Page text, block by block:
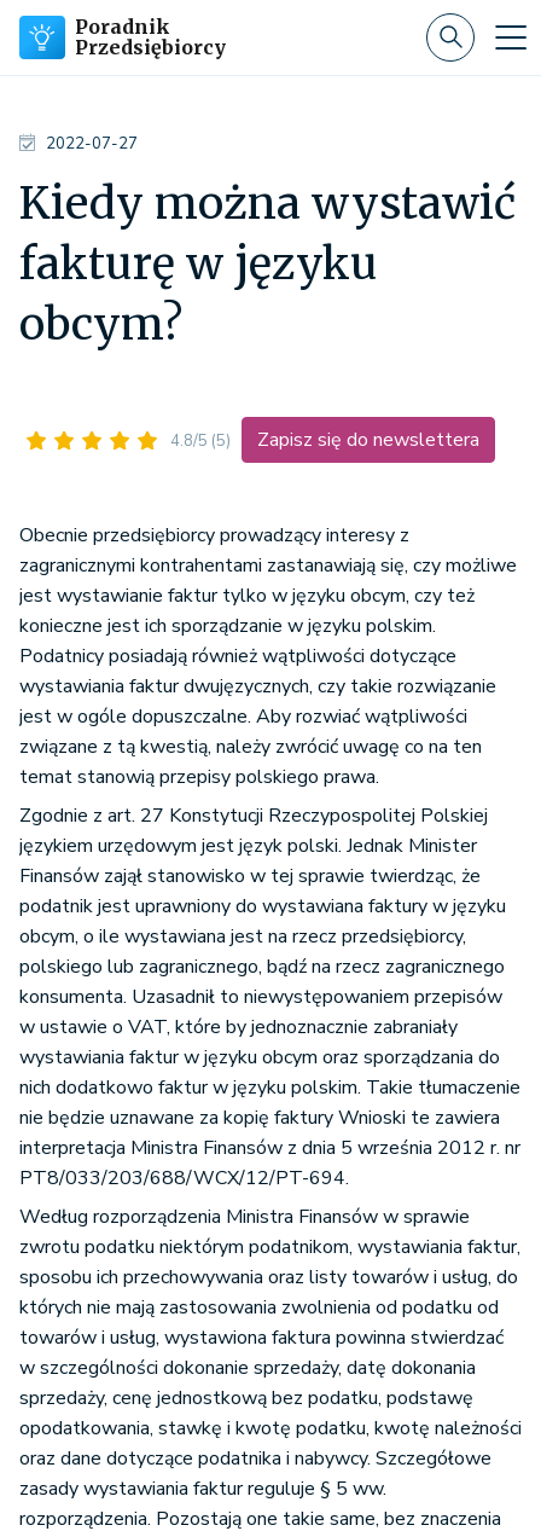
Poradnik
Przedsiębiorcy
2022-07-27
Kiedy można wystawić
fakturę w języku
obcym?
4.8/5 (5) Zapisz się do newslettera
Obecnie przedsiębiorcy prowadzący interesy z
zagranicznymi kontrahentami zastanawiają się, czy możliwe
jest wystawianie faktur tylko w języku obcym, czy też
konieczne jest ich sporządzanie w języku polskim.
Podatnicy posiadają również wątpliwości dotyczące
wystawiania faktur dwujęzycznych, czy takie rozwiązanie
jest w ogóle dopuszczalne. Aby rozwiać wątpliwości
związane z tą kwestią, należy zwrócić uwagę co na ten
temat stanowią przepisy polskiego prawa.
Zgodnie z art. 27 Konstytucji Rzeczypospolitej Polskiej
językiem urzędowym jest język polski. Jednak Minister
Finansów zajął stanowisko w tej sprawie twierdząc, że
podatnik jest uprawniony do wystawiana faktury w języku
obcym, o ile wystawiana jest na rzecz przedsiębiorcy,
polskiego lub zagranicznego, bądź na rzecz zagranicznego
konsumenta. Uzasadnił to niewystępowaniem przepisów
w ustawie o VAT, które by jednoznacznie zabraniały
wystawiania faktur w języku obcym oraz sporządzania do
nich dodatkowo faktur w języku polskim. Takie tłumaczenie
nie będzie uznawane za kopię faktury Wnioski te zawiera
interpretacja Ministra Finansów z dnia 5 września 2012 r. nr
PT8/033/203/688/WCX/12/PT-694.
Według rozporządzenia Ministra Finansów w sprawie
zwrotu podatku niektórym podatnikom, wystawiania faktur,
sposobu ich przechowywania oraz listy towarów i usług, do
których nie mają zastosowania zwolnienia od podatku od
towarów i usług, wystawiona faktura powinna stwierdzać
w szczególności dokonanie sprzedaży, datę dokonania
sprzedaży, cenę jednostkową bez podatku, podstawę
opodatkowania, stawkę i kwotę podatku, kwotę należności
oraz dane dotyczące podatnika i nabywcy. Szczegółowe
zasady wystawiania faktur reguluje § 5 ww.
rozporządzenia. Pozostają one takie same, bez znaczenia